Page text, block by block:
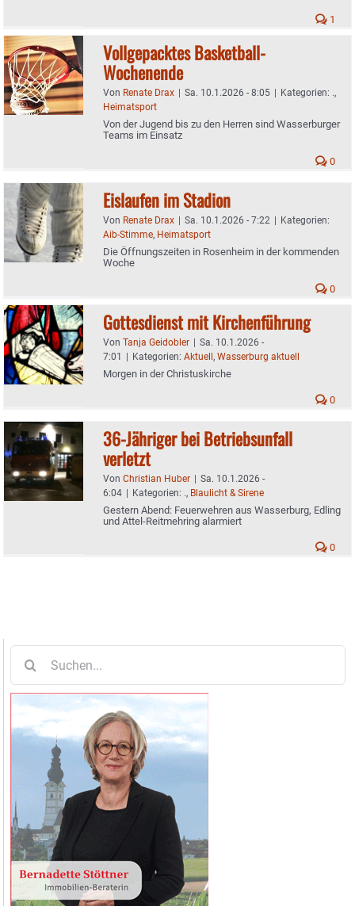
1
Vollgepacktes Basketball-
Wochenende
Von Renate Drax | Sa. 10.1.2026 - 8:05 | Kategorien: .,
Heimatsport
Von der Jugend bis zu den Herren sind Wasserburger
Teams im Einsatz
0
Eislaufen im Stadion
Von Renate Drax | Sa. 10.1.2026 - 7:22 | Kategorien:
Aib-Stimme, Heimatsport
Die Öffnungszeiten in Rosenheim in der kommenden
Woche
0
Gottesdienst mit Kirchenführung
Von Tanja Geidobler | Sa. 10.1.2026 -
7:01 | Kategorien: Aktuell, Wasserburg aktuell
Morgen in der Christuskirche
0
36-Jähriger bei Betriebsunfall
verletzt
Von Christian Huber | Sa. 10.1.2026 -
6:04 | Kategorien: ., Blaulicht & Sirene
Gestern Abend: Feuerwehren aus Wasserburg, Edling
und Attel-Reitmehring alarmiert
0
nach: